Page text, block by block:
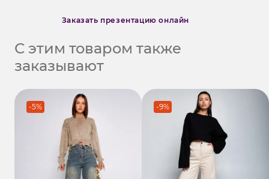
Заказать презентацию онлайн
С этим товаром также
заказывают
-5% -9%